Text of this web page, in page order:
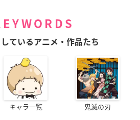
ているアニメ・作品たち
キャラ一覧 鬼滅の刃